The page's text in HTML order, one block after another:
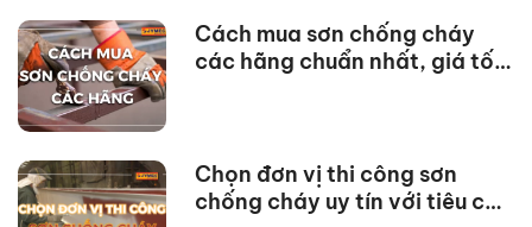
Cách mua sơn chống cháy
các hãng chuẩn nhất, giá tốt
Chọn đơn vị thi công sơn
chống cháy uy tín với tiêu chí